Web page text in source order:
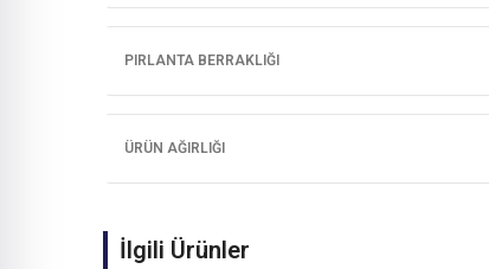
PIRLANTA BERRAKLIĞI
ÜRÜN AĞIRLIĞI
İlgili Ürünler